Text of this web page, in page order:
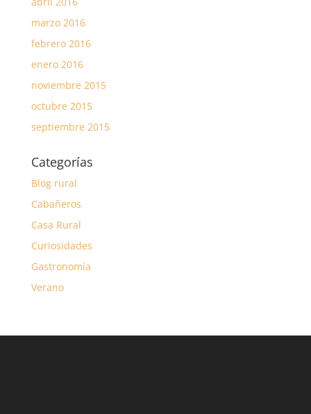
marzo 2016
febrero 2016
enero 2016
noviembre 2015
octubre 2015
septiembre 2015
Categorías
Blog rural
Cabañeros
Casa Rural
Curiosidades
Gastronomía
Verano